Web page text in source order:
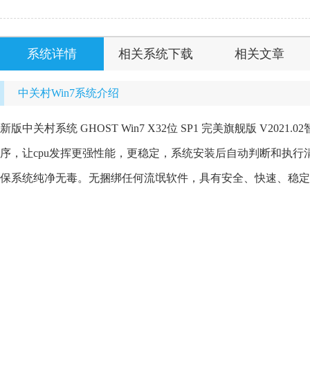
系统详情 相关系统下载 相关文章
中关村Win7系统介绍
新版中关村系统 GHOST Win7 X32位 SP1 完美旗舰版
序，让cpu发挥更强性能，更稳定，系统安装后自动判断和执
保系统纯净无毒。无捆绑任何流氓软件，具有安全、快速、稳